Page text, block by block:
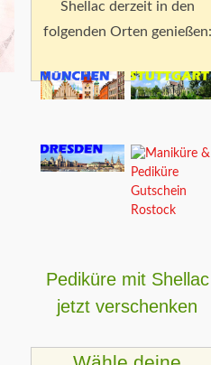
Shellac derzeit in den
folgenden Orten genießen:
Pediküre mit Shellac
jetzt verschenken